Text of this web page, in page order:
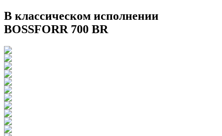
В классическом исполнении
BOSSFORR 700 BR